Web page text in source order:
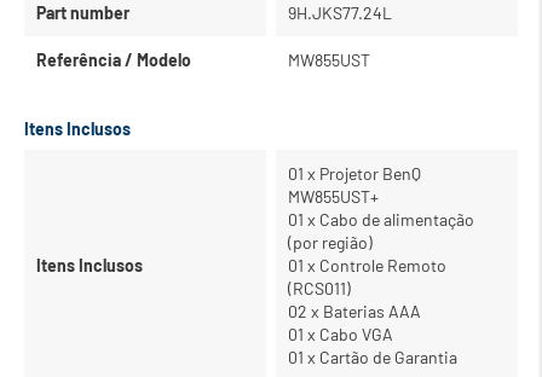
Part number 9H.JKS77.24L
Referência / Modelo MW855UST
Itens Inclusos
Itens Inclusos
01 x Projetor BenQ
MW855UST+
01 x Cabo de alimentação
(por região)
01 x Controle Remoto
(RCS011)
02 x Baterias AAA
01 x Cabo VGA
01 x Cartão de Garantia